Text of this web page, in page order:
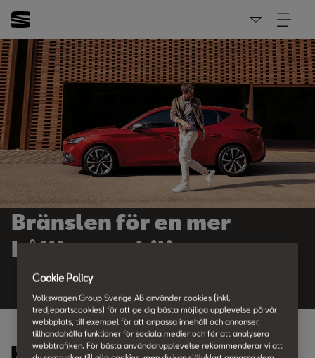
Bränslen för en mer
hållbar mobilitet.
Cookie Policy
Volkswagen Group Sverige AB använder cookies (inkl.
tredjepartscookies) för att ge dig bästa möjliga upplevelse på vår
webbplats, till exempel för att anpassa innehåll och annonser,
tillhandahålla funktioner för sociala medier och för att analysera
webbtrafiken. För bästa användarupplevelse rekommenderar vi att